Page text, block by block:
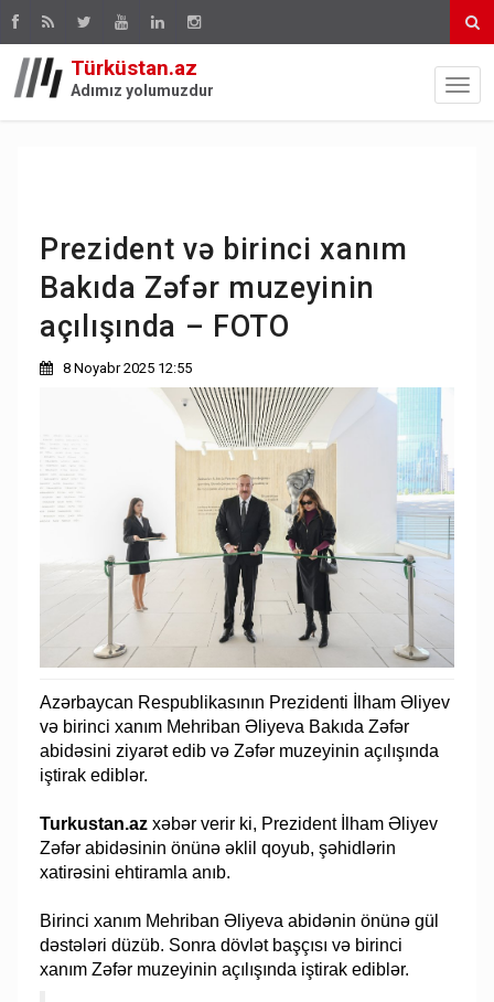
Türküstan.az
Adımız yolumuzdur
Prezident və birinci xanım
Bakıda Zəfər muzeyinin
açılışında – FOTO
8 Noyabr 2025 12:55
Azərbaycan Respublikasının Prezidenti İlham Əliyev
və birinci xanım Mehriban Əliyeva Bakıda Zəfər
abidəsini ziyarət edib və Zəfər muzeyinin açılışında
iştirak ediblər.
Turkustan.az xəbər verir ki, Prezident İlham Əliyev
Zəfər abidəsinin önünə əklil qoyub, şəhidlərin
xatirəsini ehtiramla anıb.
Birinci xanım Mehriban Əliyeva abidənin önünə gül
dəstələri düzüb. Sonra dövlət başçısı və birinci
xanım Zəfər muzeyinin açılışında iştirak ediblər.